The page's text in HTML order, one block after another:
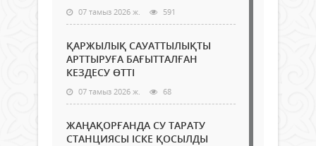
07 тамыз 2026 ж. 591
ҚАРЖЫЛЫҚ САУАТТЫЛЫҚТЫ
АРТТЫРУҒА БАҒЫТТАЛҒАН
КЕЗДЕСУ ӨТТІ
07 тамыз 2026 ж. 68
ЖАҢАҚОРҒАНДА СУ ТАРАТУ
СТАНЦИЯСЫ ІСКЕ ҚОСЫЛДЫ